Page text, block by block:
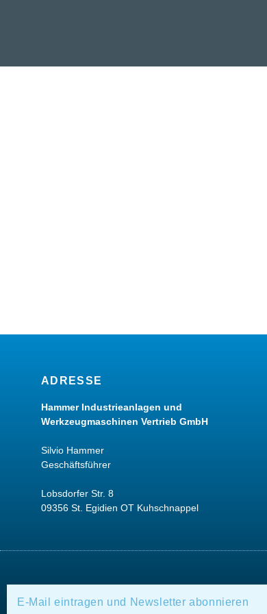
ADRESSE
Hammer Industrieanlagen und
Werkzeugmaschinen Vertrieb GmbH
Silvio Hammer
Geschäftsführer
Lobsdorfer Str. 8
09356 St. Egidien OT Kuhschnappel